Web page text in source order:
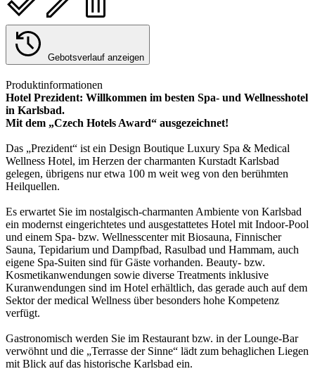
Gebotsverlauf anzeigen
Produktinformationen
Hotel Prezident: Willkommen im besten Spa- und Wellnesshotel
in Karlsbad.
Mit dem „Czech Hotels Award“ ausgezeichnet!
Das „Prezident“ ist ein Design Boutique Luxury Spa & Medical
Wellness Hotel, im Herzen der charmanten Kurstadt Karlsbad
gelegen, übrigens nur etwa 100 m weit weg von den berühmten
Heilquellen.
Es erwartet Sie im nostalgisch-charmanten Ambiente von Karlsbad
ein modernst eingerichtetes und ausgestattetes Hotel mit Indoor-Pool
und einem Spa- bzw. Wellnesscenter mit Biosauna, Finnischer
Sauna, Tepidarium und Dampfbad, Rasulbad und Hammam, auch
eigene Spa-Suiten sind für Gäste vorhanden. Beauty- bzw.
Kosmetikanwendungen sowie diverse Treatments inklusive
Kuranwendungen sind im Hotel erhältlich, das gerade auch auf dem
Sektor der medical Wellness über besonders hohe Kompetenz
verfügt.
Gastronomisch werden Sie im Restaurant bzw. in der Lounge-Bar
verwöhnt und die „Terrasse der Sinne“ lädt zum behaglichen Liegen
mit Blick auf das historische Karlsbad ein.